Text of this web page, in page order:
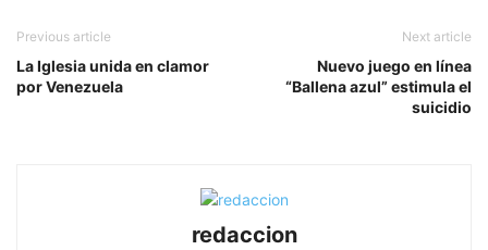
Previous article
La Iglesia unida en clamor
por Venezuela
Next article
Nuevo juego en línea
“Ballena azul” estimula el
suicidio
redaccion